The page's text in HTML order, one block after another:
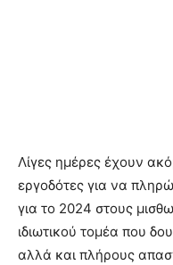
Λίγες ημέρες έχουν
εργοδότες για να
για το 2024 στους
ιδιωτικού τομέα που
αλλά και πλήρους